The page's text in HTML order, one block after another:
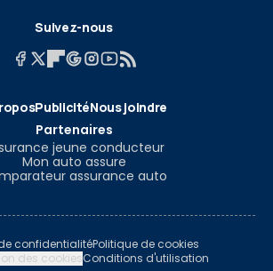
Suivez-nous
PublicitéNous joindre
Partenaires
jeune conducteur
Mon auto assure
assurance auto
confidentialitéPolitique de cookies
des cookiesConditions d'utilisation